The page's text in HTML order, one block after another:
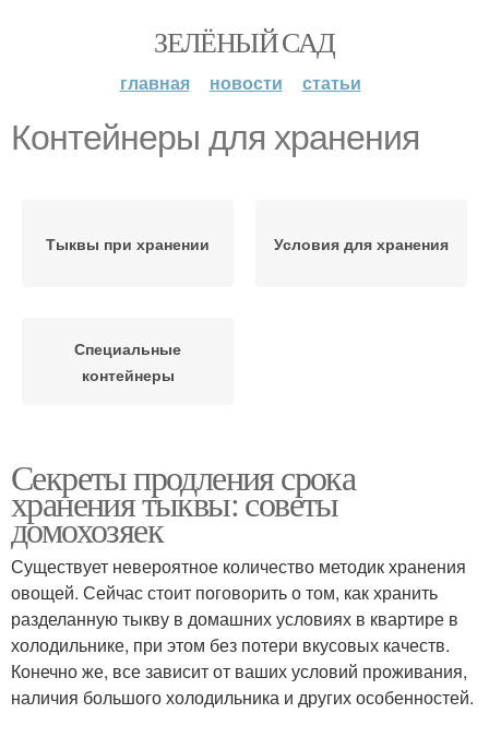
ЗЕЛЁНЫЙ САД
главная новости статьи
Контейнеры для хранения
Тыквы при хранении Условия для хранения
Специальные
контейнеры
Секреты продления срока
хранения тыквы: советы
домохозяек
Существует невероятное количество методик хранения
овощей. Сейчас стоит поговорить о том, как хранить
разделанную тыкву в домашних условиях в квартире в
холодильнике, при этом без потери вкусовых качеств.
Конечно же, все зависит от ваших условий проживания,
наличия большого холодильника и других особенностей.